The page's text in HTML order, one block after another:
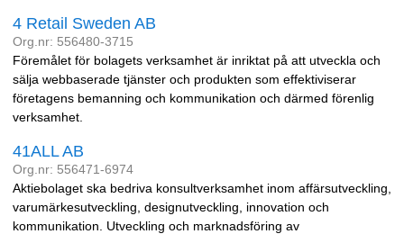
4 Retail Sweden AB
Org.nr: 556480-3715
Föremålet för bolagets verksamhet är inriktat på att utveckla och
sälja webbaserade tjänster och produkten som effektiviserar
företagens bemanning och kommunikation och därmed förenlig
verksamhet.
41ALL AB
Org.nr: 556471-6974
Aktiebolaget ska bedriva konsultverksamhet inom affärsutveckling,
varumärkesutveckling, designutveckling, innovation och
kommunikation. Utveckling och marknadsföring av